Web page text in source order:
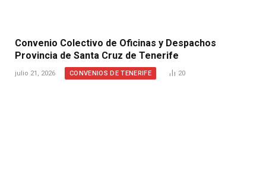
Convenio Colectivo de Oficinas y Despachos
Provincia de Santa Cruz de Tenerife
julio 21, 2026 CONVENIOS DE TENERIFE 20